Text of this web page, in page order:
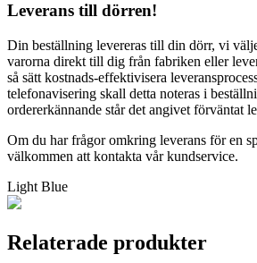
Leverans till dörren!
Din beställning levereras till din dörr, vi
varorna direkt till dig från fabriken eller
så sätt kostnads-effektivisera
telefonavisering skall detta noteras i
ordererkännande står det angivet förväntat
Om du har frågor omkring leverans för en
välkommen att kontakta vår kundservice.
Light Blue
Relaterade produkter